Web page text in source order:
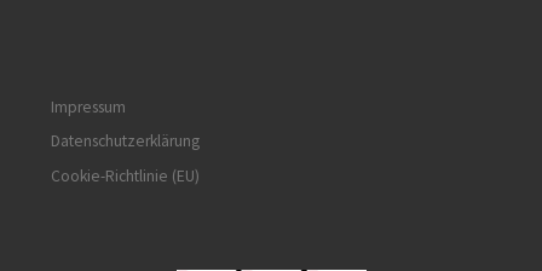
Impressum
Datenschutzerklärung
Cookie-Richtlinie (EU)